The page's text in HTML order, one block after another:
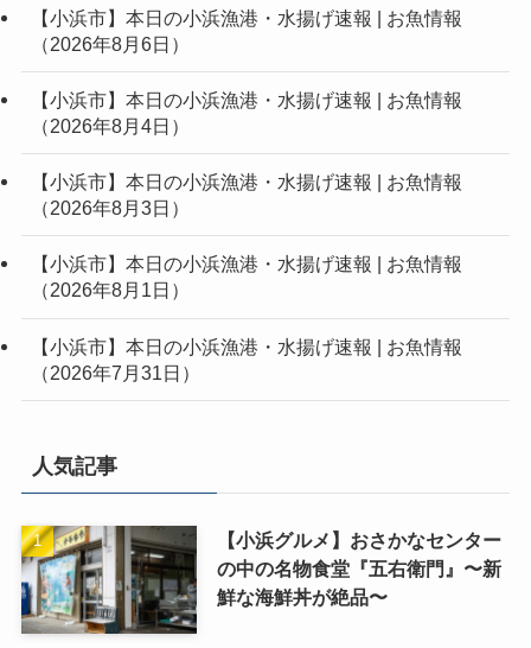
【小浜市】本日の小浜漁港・水揚げ速報 | お魚情報
（2026年8月6日）
【小浜市】本日の小浜漁港・水揚げ速報 | お魚情報
（2026年8月4日）
【小浜市】本日の小浜漁港・水揚げ速報 | お魚情報
（2026年8月3日）
【小浜市】本日の小浜漁港・水揚げ速報 | お魚情報
（2026年8月1日）
【小浜市】本日の小浜漁港・水揚げ速報 | お魚情報
（2026年7月31日）
人気記事
【小浜グルメ】おさかなセンター
の中の名物食堂『五右衛門』〜新
鮮な海鮮丼が絶品〜